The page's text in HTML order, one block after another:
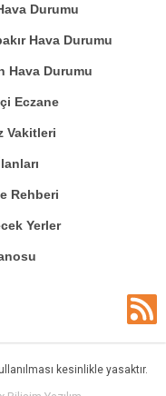
Durumu
Hava Durumu
Hava Durumu
Eczane
Vakitleri
Rehberi
Yerler
kesinlikle yasaktır.